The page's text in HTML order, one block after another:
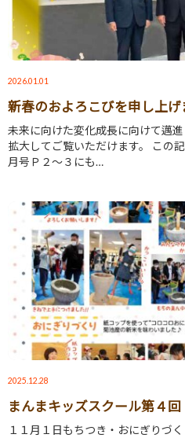
2026.01.01
新春のおよろこびを申し上げ
未来に向けた変化成長に向けて邁
拡大してご覧いただけます。 この
月号Ｐ２～３にも…
2025.12.28
まんまキッズスクール第４回
１１月１日もちつき・おにぎりづ